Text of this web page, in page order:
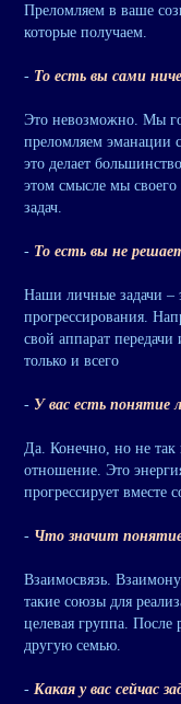
Преломляем в ваше
которые получаем.
- То есть вы сами
Это невозможно. Мы
преломляем эманации
это делает
этом смысле мы
задач.
- То есть вы не
Наши личные задачи –
прогрессирования.
свой аппарат передачи
только и всего
- У вас есть понятие
Да. Конечно, но не
отношение. Это
прогрессирует вместе
- Что значит
Взаимосвязь.
такие союзы для
целевая группа.
другую семью.
- Какая у вас сейчас